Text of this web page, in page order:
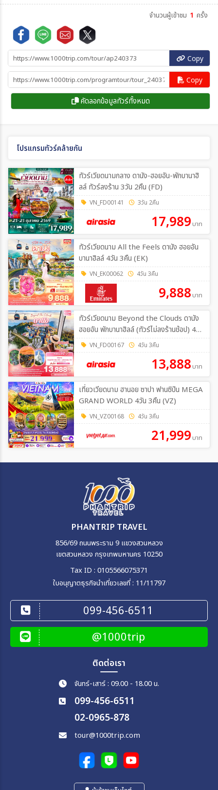
จำนวนผู้เข้าชม 1 ครั้ง
Copy
Copy
คัดลอกข้อมูลทัวร์ทั้งหมด
โปรแกรมทัวร์คล้ายกัน
ทัวร์เวียดนามกลาง ดานัง-ฮอยอัน-พักบานาฮิ
ลล์ ทัวร์ลงร้าน 3วัน 2คืน (FD)
VN_FD00141 3วัน 2คืน
17,989 บาท
ทัวร์เวียดนาม All the Feels ดานัง ฮอยอัน
บานาฮิลล์ 4วัน 3คืน (EK)
VN_EK00062 4วัน 3คืน
9,888 บาท
ทัวร์เวียดนาม Beyond the Clouds ดานัง
ฮอยอัน พักบานาฮิลล์ (ทัวร์ไม่ลงร้านช้อป) 4วัน
3คืน (FD)
VN_FD00167 4วัน 3คืน
13,888 บาท
เที่ยวเวียดนาม ฮานอย ซาปา ฟานซิปัน MEGA
GRAND WORLD 4วัน 3คืน (VZ)
VN_VZ00168 4วัน 3คืน
21,999 บาท
PHANTRIP TRAVEL
856/69 ถนนพระราม 9 แขวงสวนหลวง
เขตสวนหลวง กรุงเทพมหานคร 10250
Tax ID : 0105566075371
ใบอนุญาตธุรกิจนำเที่ยวเลขที่ : 11/11797
099-456-6511
@1000trip
ติดต่อเรา
จันทร์-เสาร์ : 09.00 - 18.00 น.
099-456-6511
02-0965-878
tour@1000trip.com